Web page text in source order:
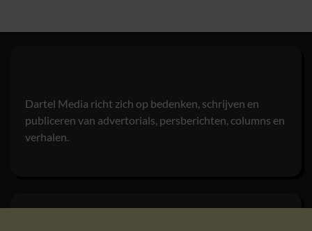
Dartel Media richt zich op bedenken, schrijven en
publiceren van advertorials, persberichten, columns en
verhalen.